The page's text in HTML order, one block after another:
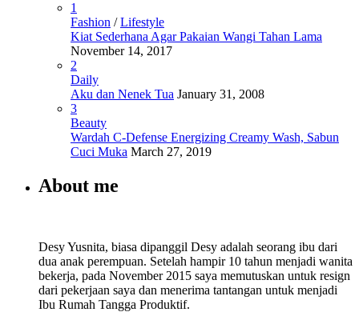
1
Fashion /Lifestyle
Kiat Sederhana Agar Pakaian Wangi Tahan Lama
November 14, 2017
2
Daily
Aku dan Nenek Tua January 31, 2008
3
Beauty
Wardah C-Defense Energizing Creamy Wash, Sabun
Cuci Muka March 27, 2019
About me
Desy Yusnita, biasa dipanggil Desy adalah seorang ibu dari
dua anak perempuan. Setelah hampir 10 tahun menjadi wanita
bekerja, pada November 2015 saya memutuskan untuk resign
dari pekerjaan saya dan menerima tantangan untuk menjadi
Ibu Rumah Tangga Produktif.